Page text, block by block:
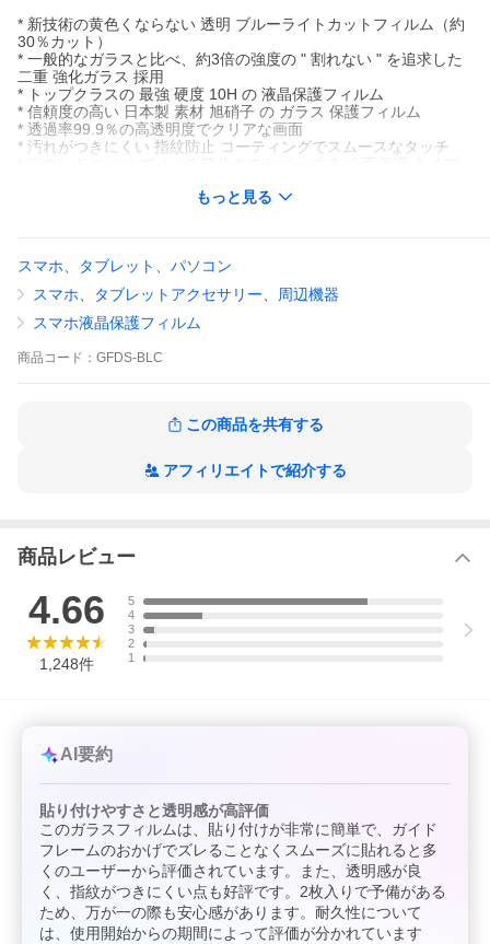
* 新技術の黄色くならない 透明 ブルーライトカットフィルム（約
30％カット）
* 一般的なガラスと比べ、約3倍の強度の " 割れない " を追求した
二重 強化ガラス 採用
* トップクラスの 最強 硬度 10H の 液晶保護フィルム
* 信頼度の高い 日本製 素材 旭硝子 の ガラス 保護フィルム
* 透過率99.9％の高透明度でクリアな画面
* 汚れがつきにくい 指紋防止 コーティングでスムースなタッチ
iPhone16 / iPhone16Pro / iPhone16Plus / iPhone16ProMax / iPho
ne16e
iPhone15 / iPhone15Pro / iPhone15Plus / iPhone15ProMax
iPhone14 / iPhone14Pro / iPhone14Plus / iPhone14ProMax
iPhone12 / iPhone12Pro / iPhone12mini / iPhone12ProMax
もっと見る
スマホ、タブレット、パソコン
スマホ、タブレットアクセサリー、周辺機器
スマホ液晶保護フィルム
商品 コード： GFDS-BLC
この商品を共有する
アフィリエイトで紹介する
商品レビュー
4.66
1,248件
5
4
3
2
1
AI要約
貼り付けやすさと透明感が高評価
このガラスフィルムは、貼り付けが非常に簡単で、ガイド
フレームのおかげでズレることなくスムーズに貼れると多
くのユーザーから評価されています。また、透明感が良
く、指紋がつきにくい点も好評です。2枚入りで予備がある
ため、万が一の際も安心感があります。耐久性について
は、使用開始からの期間によって評価が分かれています